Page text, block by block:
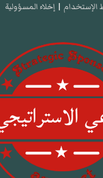
| إخلاء المسؤولية